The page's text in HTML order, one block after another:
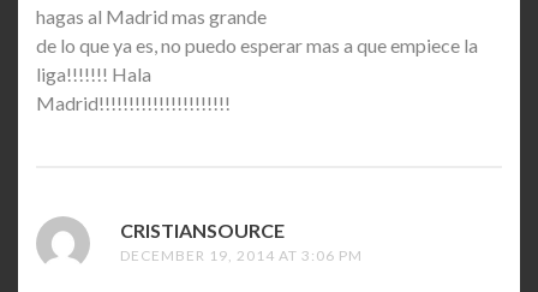
hagas al Madrid mas grande
de lo que ya es, no puedo esperar mas a que empiece la
liga!!!!!!! Hala
Madrid!!!!!!!!!!!!!!!!!!!!!!
CRISTIANSOURCE
DECEMBER 19, 2014 AT 3:06 PM